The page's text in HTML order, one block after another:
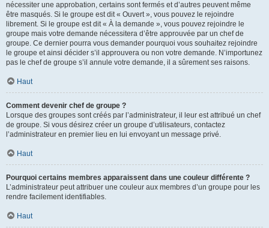
nécessiter une approbation, certains sont fermés et d’autres peuvent même
être masqués. Si le groupe est dit « Ouvert », vous pouvez le rejoindre
librement. Si le groupe est dit « À la demande », vous pouvez rejoindre le
groupe mais votre demande nécessitera d’être approuvée par un chef de
groupe. Ce dernier pourra vous demander pourquoi vous souhaitez rejoindre
le groupe et ainsi décider s’il approuvera ou non votre demande. N’importunez
pas le chef de groupe s’il annule votre demande, il a sûrement ses raisons.
Haut
Comment devenir chef de groupe ?
Lorsque des groupes sont créés par l’administrateur, il leur est attribué un chef
de groupe. Si vous désirez créer un groupe d’utilisateurs, contactez
l’administrateur en premier lieu en lui envoyant un message privé.
Haut
Pourquoi certains membres apparaissent dans une couleur différente ?
L’administrateur peut attribuer une couleur aux membres d’un groupe pour les
rendre facilement identifiables.
Haut